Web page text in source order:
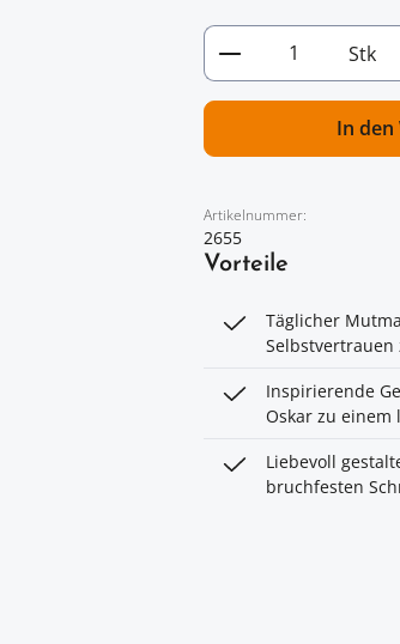
Artikel Stk
In
Artikelnummer:
2655
Vorteile
Täglicher
Selbstvertrauen
Inspirierende
Oskar zu einem
Liebevoll
bruchfesten